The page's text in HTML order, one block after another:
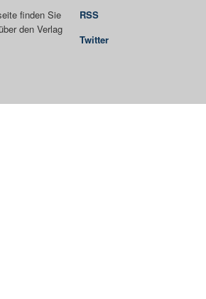
finden Sie
den Verlag
RSS
Twitter